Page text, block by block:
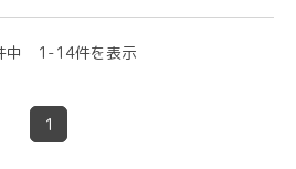
中 1-14件を表示
1